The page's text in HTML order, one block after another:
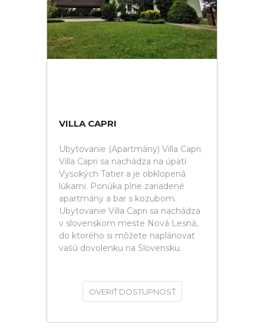
VILLA CAPRI
Ubytovanie (Apartmány) Villa Capri.
Villa Capri sa nachádza na úpätí
Vysokých Tatier a je obklopená
lúkami. Ponúka plne zariadené
apartmány a bar s kozubom.
Ubytovanie Villa Capri sa nachádza
v slovenskom meste Nová Lesná,
do ktorého si môžete naplánovať
vašú dovolenku na Slovensku.
OVERIŤ DOSTUPNOSŤ